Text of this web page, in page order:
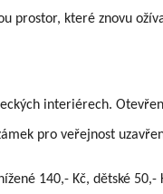
prostor, které znovu
interiérech.
pro veřejnost
140,- Kč, dětské 50,-